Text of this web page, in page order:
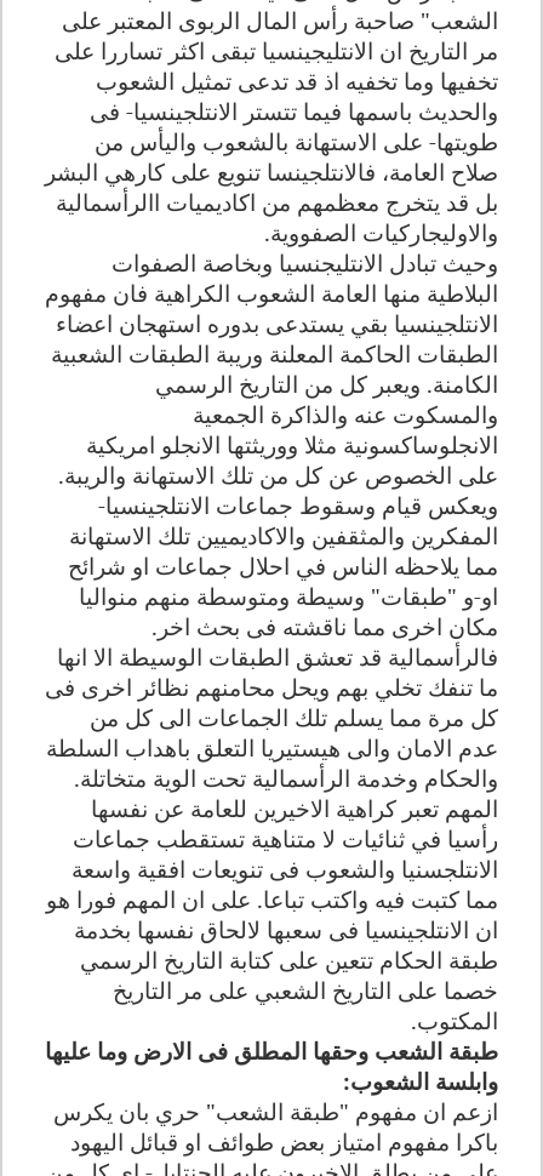
الشعب" صاحبة رأس المال الربوى المعتبر على
مر التاريخ ان الانتليجينسيا تبقى اكثر تساررا على
تخفيها وما تخفيه اذ قد تدعى تمثيل الشعوب
والحديث باسمها فيما تتستر الانتلجينسيا- فى
طويتها- على الاستهانة بالشعوب واليأس من
صلاح العامة، فالانتلجينسا تنويع على كارهي البشر
بل قد يتخرج معظمهم من اكاديميات االرأسمالية
والاوليجاركيات الصفووية.
وحيث تبادل الانتليجنسيا وبخاصة الصفوات
البلاطية منها العامة الشعوب الكراهية فان مفهوم
الانتلجينسيا بقي يستدعى بدوره استهجان اعضاء
الطبقات الحاكمة المعلنة وريبة الطبقات الشعبية
الكامنة. ويعبر كل من التاريخ الرسمي
والمسكوت عنه والذاكرة الجمعية
الانجلوساكسونية مثلا ووريثتها الانجلو امريكية
على الخصوص عن كل من تلك الاستهانة والريبة.
ويعكس قيام وسقوط جماعات الانتلجينسيا-
المفكرين والمثقفين والاكاديميين تلك الاستهانة
مما يلاحظه الناس في احلال جماعات او شرائح
او-و "طبقات" وسيطة ومتوسطة منهم منواليا
مكان اخرى مما ناقشته فى بحث اخر.
فالرأسمالية قد تعشق الطبقات الوسيطة الا انها
ما تنفك تخلي بهم ويحل محامنهم نظائر اخرى فى
كل مرة مما يسلم تلك الجماعات الى كل من
عدم الامان والى هيستيريا التعلق باهداب السلطة
والحكام وخدمة الرأسمالية تحت الوية متخاتلة.
المهم تعبر كراهية الاخيرين للعامة عن نفسها
رأسيا في ثنائيات لا متناهية تستقطب جماعات
الانتلجسنيا والشعوب فى تنويعات افقية واسعة
مما كتبت فيه واكتب تباعا. على ان المهم فورا هو
ان الانتلجينسيا فى سعبها لالحاق نفسها بخدمة
طبقة الحكام تتعين على كتابة التاريخ الرسمي
خصما على التاريخ الشعبي على مر التاريخ
المكتوب.
طبقة الشعب وحقها المطلق فى الارض وما عليها
وابلسة الشعوب:
ازعم ان مفهوم "طبقة الشعب" حري بان يكرس
باكرا مفهوم امتياز بعض طوائف او قبائل اليهود